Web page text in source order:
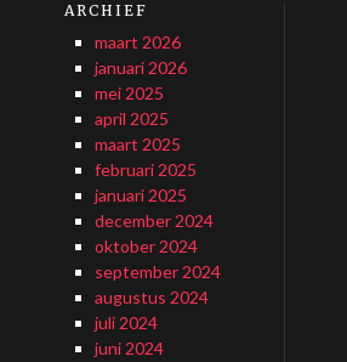
ARCHIEF
maart 2026
januari 2026
mei 2025
april 2025
maart 2025
februari 2025
januari 2025
december 2024
oktober 2024
september 2024
augustus 2024
juli 2024
juni 2024